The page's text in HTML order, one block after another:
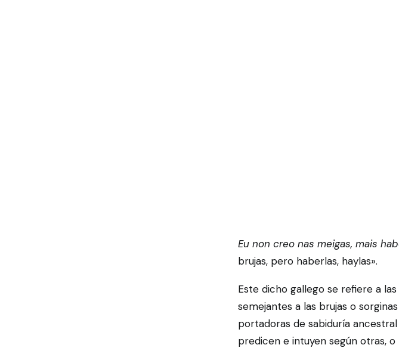
Eu non creo nas meigas, mais
brujas, pero haberlas, haylas».
Este dicho gallego se refiere a
semejantes a las brujas o
portadoras de sabiduría
predicen e intuyen según otras,